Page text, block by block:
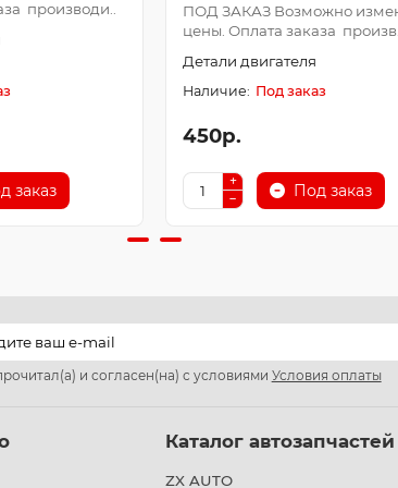
производи..
заказ
ПОД ЗАКАЗ Возможно
цены. Оплата заказа произв..
Детали двигателя
Под заказ
450р.
Под заказ
и согласен(на) с условиями Условия оплаты
Каталог автозапчастей
ZX AUTO